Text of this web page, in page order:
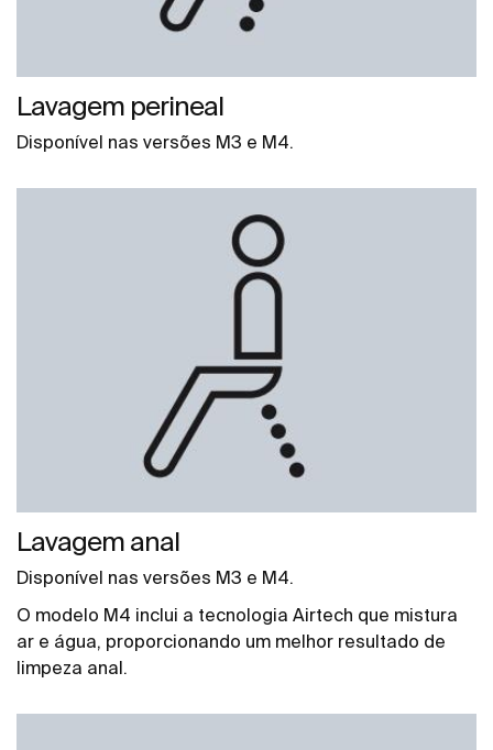
Lavagem perineal
Disponível nas versões M3 e M4.
Lavagem anal
Disponível nas versões M3 e M4.
O modelo M4 inclui a tecnologia Airtech que mistura
ar e água, proporcionando um melhor resultado de
limpeza anal.